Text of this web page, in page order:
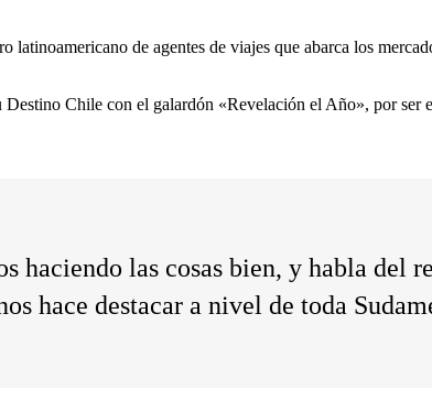
de agentes de viajes que abarca los
Chile con el galardón «Revelación el Año», por
haciendo las cosas bien, y habla del
hace destacar a nivel de toda